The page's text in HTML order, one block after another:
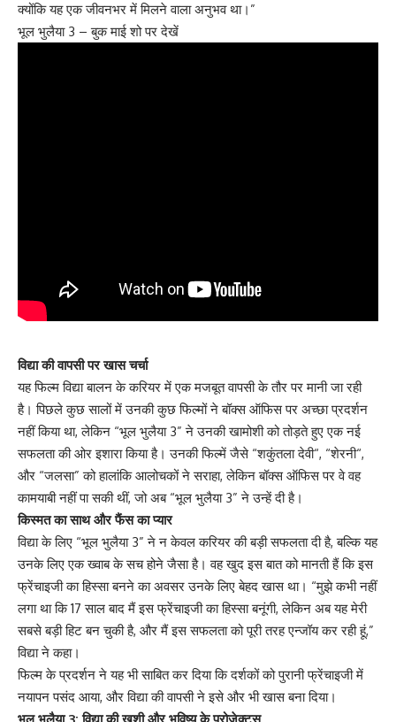
क्योंकि यह एक जीवनभर में मिलने वाला अनुभव था।”
भूल भुलैया 3 – बुक माई शो पर देखें
विद्या की वापसी पर खास चर्चा
यह फिल्म विद्या बालन के करियर में एक मजबूत वापसी के तौर पर मानी जा रही
है। पिछले कुछ सालों में उनकी कुछ फिल्मों ने बॉक्स ऑफिस पर अच्छा प्रदर्शन
नहीं किया था, लेकिन “भूल भुलैया 3” ने उनकी खामोशी को तोड़ते हुए एक नई
सफलता की ओर इशारा किया है। उनकी फिल्में जैसे “शकुंतला देवी“, “शेरनी“,
और “जलसा” को हालांकि आलोचकों ने सराहा, लेकिन बॉक्स ऑफिस पर वे वह
कामयाबी नहीं पा सकी थीं, जो अब “भूल भुलैया 3” ने उन्हें दी है।
किस्मत का साथ और फैंस का प्यार
विद्या के लिए “भूल भुलैया 3” ने न केवल करियर की बड़ी सफलता दी है, बल्कि यह
उनके लिए एक ख्वाब के सच होने जैसा है। वह खुद इस बात को मानती हैं कि इस
फ्रेंचाइजी का हिस्सा बनने का अवसर उनके लिए बेहद खास था। “मुझे कभी नहीं
लगा था कि 17 साल बाद मैं इस फ्रेंचाइजी का हिस्सा बनूंगी, लेकिन अब यह मेरी
सबसे बड़ी हिट बन चुकी है, और मैं इस सफलता को पूरी तरह एन्जॉय कर रही हूं,”
विद्या ने कहा।
फिल्म के प्रदर्शन ने यह भी साबित कर दिया कि दर्शकों को पुरानी फ्रेंचाइजी में
नयापन पसंद आया, और विद्या की वापसी ने इसे और भी खास बना दिया।